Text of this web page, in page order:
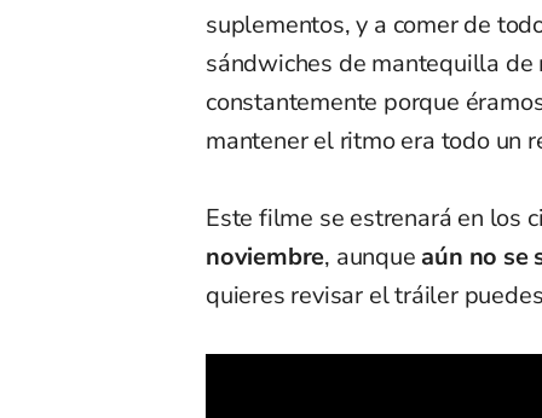
suplementos, y a comer de
sándwiches de mantequilla
constantemente porque
mantener el ritmo era todo un
Este filme se estrenará en los
noviembre, aunque aún no se
quieres revisar el tráiler